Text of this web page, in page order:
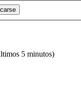
5 minutos)